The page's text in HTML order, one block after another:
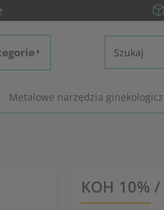
Metalowe narzędzia
KOH 10%